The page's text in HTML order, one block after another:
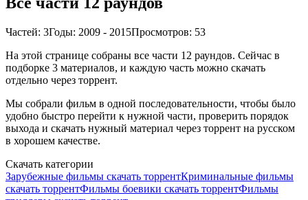
Частей: 3Годы: 2009 - 2015Просмотров: 53
На этой странице собраны все части 12 раундов. Сейчас в
подборке 3 материалов, и каждую часть можно скачать
отдельно через торрент.
Мы собрали фильм в одной последовательности, чтобы было
удобно быстро перейти к нужной части, проверить порядок
выхода и скачать нужный материал через торрент на русском
в хорошем качестве.
Скачать категории
Зарубежные фильмы скачать торрентКриминальные фильмы
скачать торрентФильмы боевики скачать торрентФильмы